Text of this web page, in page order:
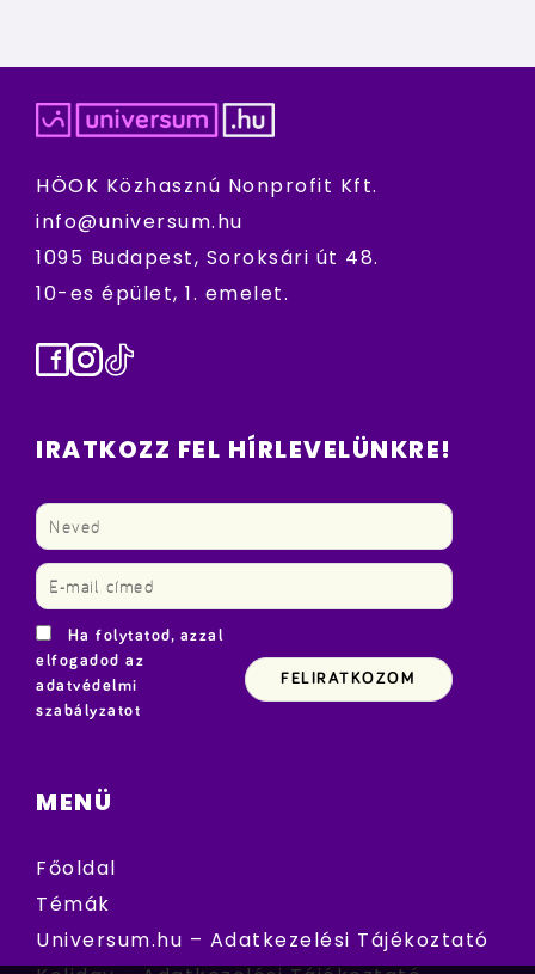
HÖOK Közhasznú Nonprofit Kft.
info@universum.hu
1095 Budapest, Soroksári út 48.
10-es épület, 1. emelet.
Facebook
Instagram
TikTok
IRATKOZZ FEL HÍRLEVELÜNKRE!
Ha folytatod, azzal
elfogadod az
adatvédelmi
szabályzatot
MENÜ
Főoldal
Témák
Universum.hu – Adatkezelési Tájékoztató